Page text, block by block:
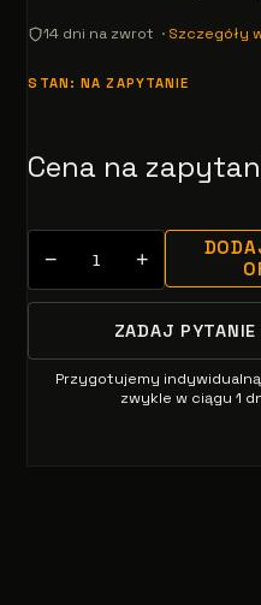
14 dni na zwrot · Szczegóły
STAN: NA ZAPYTANIE
Cena na
− +
ZADAJ PYTANIE
Przygotujemy
zwykle w ciągu 1